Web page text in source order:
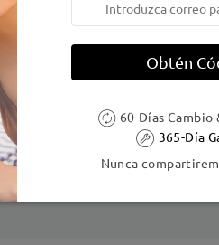
Obtén
60-Días Cambio
365-Día
Nunca